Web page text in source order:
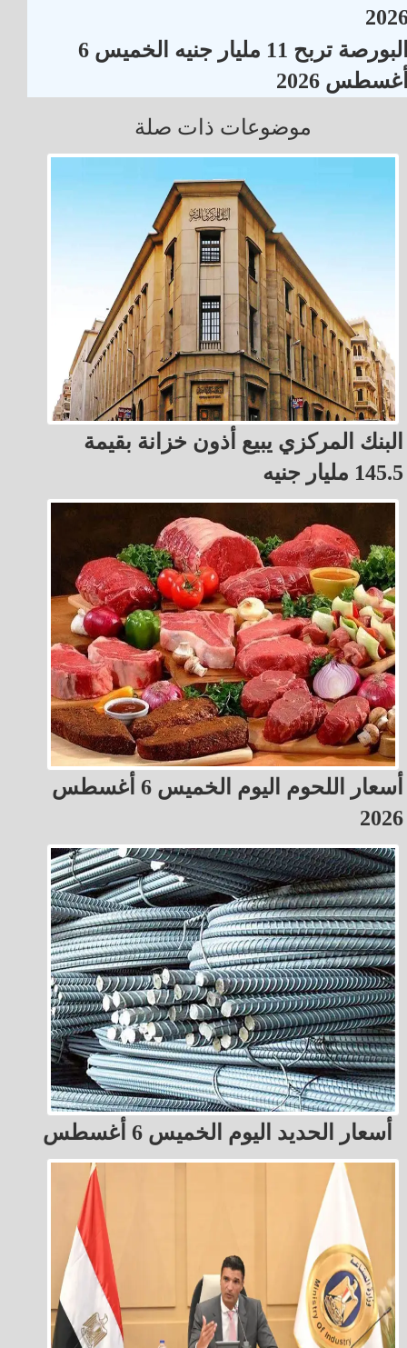
البورصة تربح 11 مليار جنيه الخميس 6
2026
موضوعات ذات صلة
البنك المركزي يبيع أذون خزانة بقيمة
145.5 مليار جنيه
أسعار اللحوم اليوم الخميس 6 أغسطس
2026
أسعار الحديد اليوم الخميس 6 أغسطس